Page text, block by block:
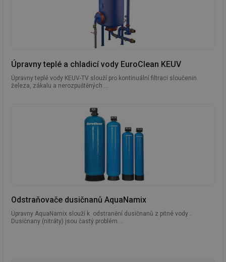
Úpravny teplé a chladicí vody EuroClean KEUV
Úpravny teplé vody KEUV-TV slouží pro kontinuální filtraci sloučenin
železa, zákalu a nerozpuštěných ...
Odstraňovače dusičnanů AquaNamix
Úpravny AquaNamix slouží k odstranění dusičnanů z pitné vody .
Dusičnany (nitráty) jsou častý problém ...